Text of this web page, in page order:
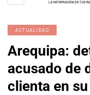
ACTUALIDAD
Arequipa:
acusado de
clienta en